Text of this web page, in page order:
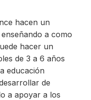
hacen un
a como
hacer un
de 3 a 6 años
educación
de
a apoyar a los